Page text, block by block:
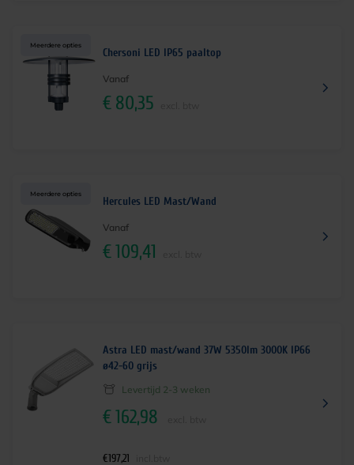
Meerdere opties
Chersoni LED IP65 paaltop
Vanaf
€ 80,35
Meerdere opties
Hercules LED Mast/Wand
Vanaf
€109,41
Astra LED mast/wand 37W 5350lm 3000K IP66
ø42-60 grijs
Levertijd 2-3 weken
€162,98
€197,21